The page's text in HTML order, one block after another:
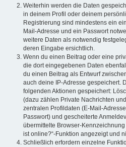
Weiterhin werden die Daten
in deinem Profil oder deinem
Registrierung sind mindestens ein
Mail-Adresse und ein Passwort
weitere Daten als notwendig
deren Eingabe ersichtlich.
Wenn du einen Beitrag oder eine
die dort eingegebenen Daten
du einen Beitrag als Entwurf
auch deine IP-Adresse gespeichert.
folgenden Aktionen gespeichert:
(dazu zählen Private Nachrichten
zentralen Profildaten (E-Mail-
Passwort) und gescheiterte
übermittelte Browser-
ist online?“-Funktion angezeigt und
Schließlich erfordern einzelne